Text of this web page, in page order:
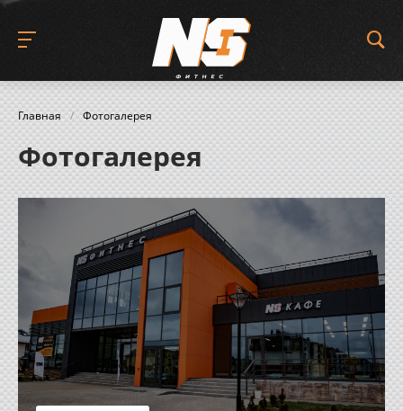
Главная / Фотогалерея
Фотогалерея